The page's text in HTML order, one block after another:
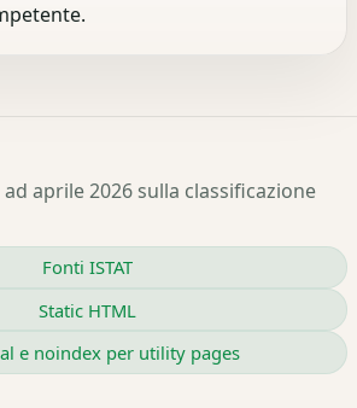
aprile 2026 sulla classificazione
Fonti ISTAT
Static HTML
e noindex per utility pages